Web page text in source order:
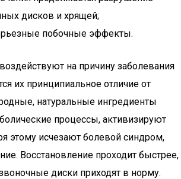
дисков и хрящей;
побочные эффекты.
на причину заболевания
их принципиальное отличие от
натуральные ингредиенты
процессы, активизируют
этому исчезают болевой синдром,
Восстановление проходит быстрее,
диски приходят в норму.